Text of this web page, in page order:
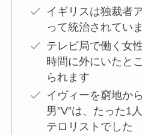
イギリスは独裁者
って統治されてい
テレビ局で働く女
時間に外にいたと
られます
イヴィーを窮地か
男”V”は、たった1
テロリストでした